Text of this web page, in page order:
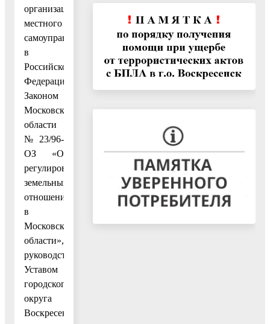
организации
местного
самоуправления
в
Российской
Федерации»,
Законом
Московской
области
№ 23/96-
ОЗ «О
регулировании
земельных
отношений
в
Московской
области»,
руководствуясь
Уставом
городского
округа
Воскресенск